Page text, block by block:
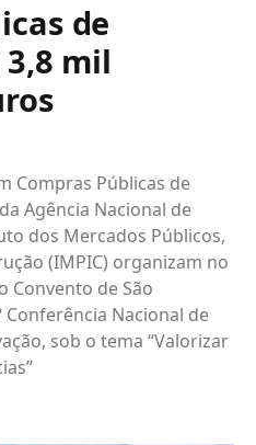
de
mil
Compras Públicas de
Agência Nacional de
dos Mercados Públicos,
(IMPIC) organizam no
Convento de São
Conferência Nacional de
sob o tema “Valorizar